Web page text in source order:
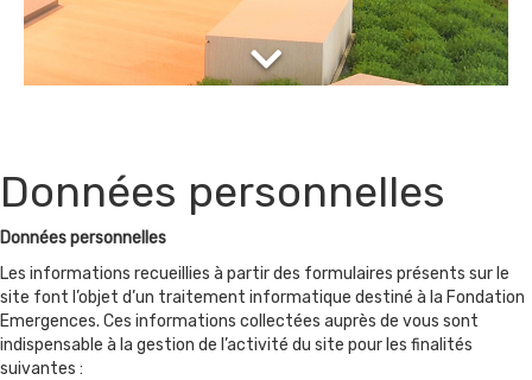
Données personnelles
Données personnelles
Les informations recueillies à partir des formulaires présents sur le
site font l’objet d’un traitement informatique destiné à la Fondation
Emergences. Ces informations collectées auprès de vous sont
indispensable à la gestion de l’activité du site pour les finalités
suivantes :